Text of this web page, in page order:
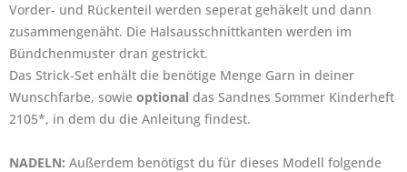
Vorder- und Rückenteil werden seperat gehäkelt und dann
zusammengenäht. Die Halsausschnittkanten werden im
Bündchenmuster dran gestrickt.
Das Strick-Set enhält die benötige Menge Garn in deiner
Wunschfarbe, sowie optional das Sandnes Sommer Kinderheft
2105*, in dem du die Anleitung findest.
NADELN: Außerdem benötigst du für dieses Modell folgende